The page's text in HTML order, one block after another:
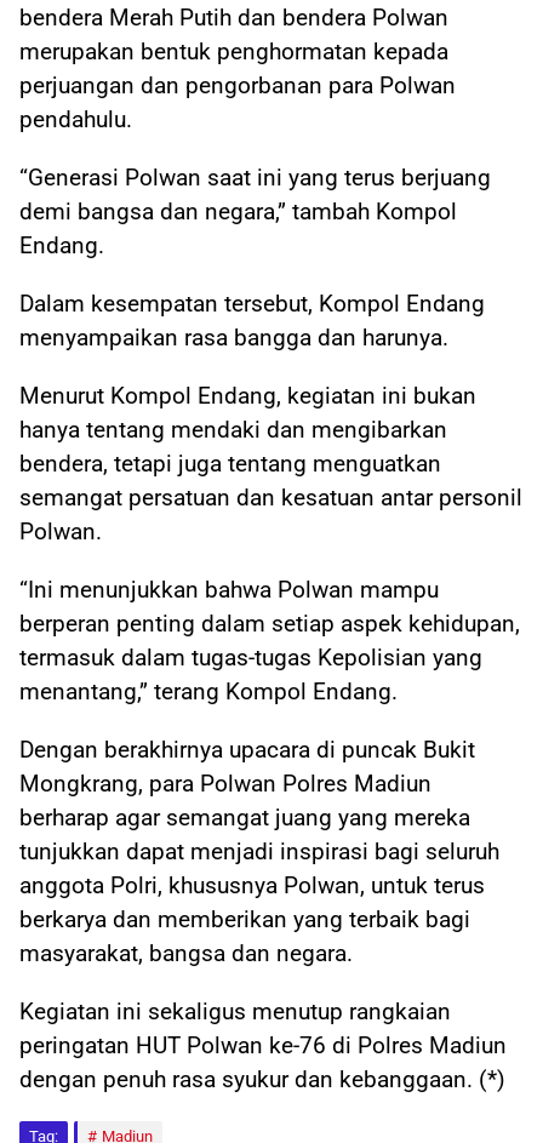
bendera Merah Putih dan bendera Polwan
merupakan bentuk penghormatan kepada
perjuangan dan pengorbanan para Polwan
pendahulu.
“Generasi Polwan saat ini yang terus berjuang
demi bangsa dan negara,” tambah Kompol
Endang.
Dalam kesempatan tersebut, Kompol Endang
menyampaikan rasa bangga dan harunya.
Menurut Kompol Endang, kegiatan ini bukan
hanya tentang mendaki dan mengibarkan
bendera, tetapi juga tentang menguatkan
semangat persatuan dan kesatuan antar personil
Polwan.
“Ini menunjukkan bahwa Polwan mampu
berperan penting dalam setiap aspek kehidupan,
termasuk dalam tugas-tugas Kepolisian yang
menantang,” terang Kompol Endang.
Dengan berakhirnya upacara di puncak Bukit
Mongkrang, para Polwan Polres Madiun
berharap agar semangat juang yang mereka
tunjukkan dapat menjadi inspirasi bagi seluruh
anggota Polri, khususnya Polwan, untuk terus
berkarya dan memberikan yang terbaik bagi
masyarakat, bangsa dan negara.
Kegiatan ini sekaligus menutup rangkaian
peringatan HUT Polwan ke-76 di Polres Madiun
dengan penuh rasa syukur dan kebanggaan. (*)
Tag: Madiun